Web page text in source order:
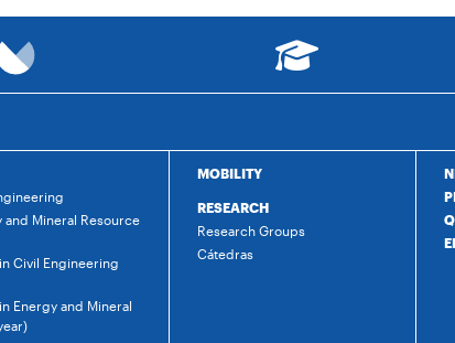
Mineral Resource
Civil Engineering
Energy and Mineral
MOBILITY
RESEARCH
Research Groups
Cátedras